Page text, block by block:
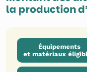
la production
Équipements
et matériaux